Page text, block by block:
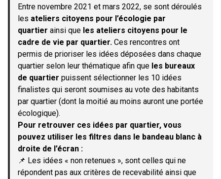
Entre novembre 2021 et mars 2022, se sont déroulés
les ateliers citoyens pour l’écologie par
quartier ainsi que les ateliers citoyens pour le
cadre de vie par quartier. Ces rencontres ont
permis de prioriser les idées déposées dans chaque
quartier selon leur thématique afin que les bureaux
de quartier puissent sélectionner les 10 idées
finalistes qui seront soumises au vote des habitants
par quartier (dont la moitié au moins auront une portée
écologique).
Pour retrouver ces idées par quartier, vous
pouvez utiliser les filtres dans le bandeau blanc à
droite de l’écran :
📌 Les idées « non retenues », sont celles qui ne
répondent pas aux critères de recevabilité ainsi que